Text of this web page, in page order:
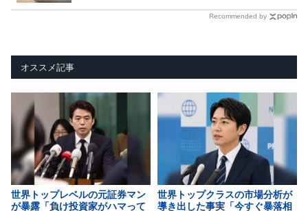
Recommended by
オススメ記事
世界トップレベルの元証券マン
が暴露「負け投資家がハマって
世界トップクラスの市場分析が
導き出した事実「今すぐ暴落相